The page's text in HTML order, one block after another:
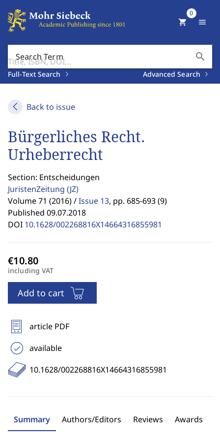
Search Term search
Full-Text Search Advanced Search
shopping_cart
0
menu
Back to issue
Bürgerliches Recht.
Urheberrecht
Section: Entscheidungen
JuristenZeitung (JZ)
Volume 71 (2016) /Issue 13, pp. 685-693 (9)
Published 09.07.2018
DOI 10.1628/002268816X14664316855981
including VAT
Add to cart
article PDF
available
10.1628/002268816X14664316855981
Summary Authors/Editors Reviews Awards